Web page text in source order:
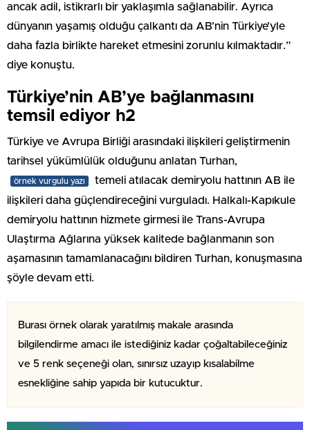
ancak adil, istikrarlı bir yaklaşımla sağlanabilir. Ayrıca
dünyanın yaşamış olduğu çalkantı da AB’nin Türkiye’yle
daha fazla birlikte hareket etmesini zorunlu kılmaktadır.”
diye konuştu.
Türkiye’nin AB’ye bağlanmasını
temsil ediyor h2
Türkiye ve Avrupa Birliği arasındaki ilişkileri geliştirmenin
tarihsel yükümlülük olduğunu anlatan Turhan,
örnek vurgulu yazı
temeli atılacak demiryolu hattının AB ile
ilişkileri daha güçlendireceğini vurguladı. Halkalı-Kapıkule
demiryolu hattının hizmete girmesi ile Trans-Avrupa
Ulaştırma Ağlarına yüksek kalitede bağlanmanın son
aşamasının tamamlanacağını bildiren Turhan, konuşmasına
şöyle devam etti.
Burası örnek olarak yaratılmış makale arasında
bilgilendirme amacı ile istediğiniz kadar çoğaltabileceğiniz
ve 5 renk seçeneği olan, sınırsız uzayıp kısalabilme
esnekliğine sahip yapıda bir kutucuktur.